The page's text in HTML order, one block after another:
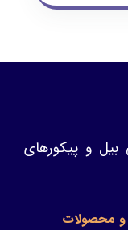
و پیکورهای
محصولات